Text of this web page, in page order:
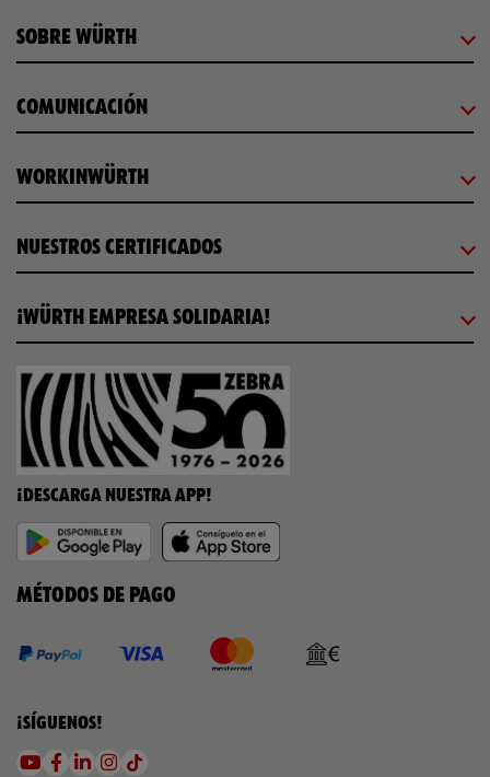
SOBRE WÜRTH
COMUNICACIÓN
WORKINWÜRTH
NUESTROS CERTIFICADOS
¡WÜRTH EMPRESA SOLIDARIA!
¡DESCARGA NUESTRA APP!
MÉTODOS DE PAGO
¡SÍGUENOS!